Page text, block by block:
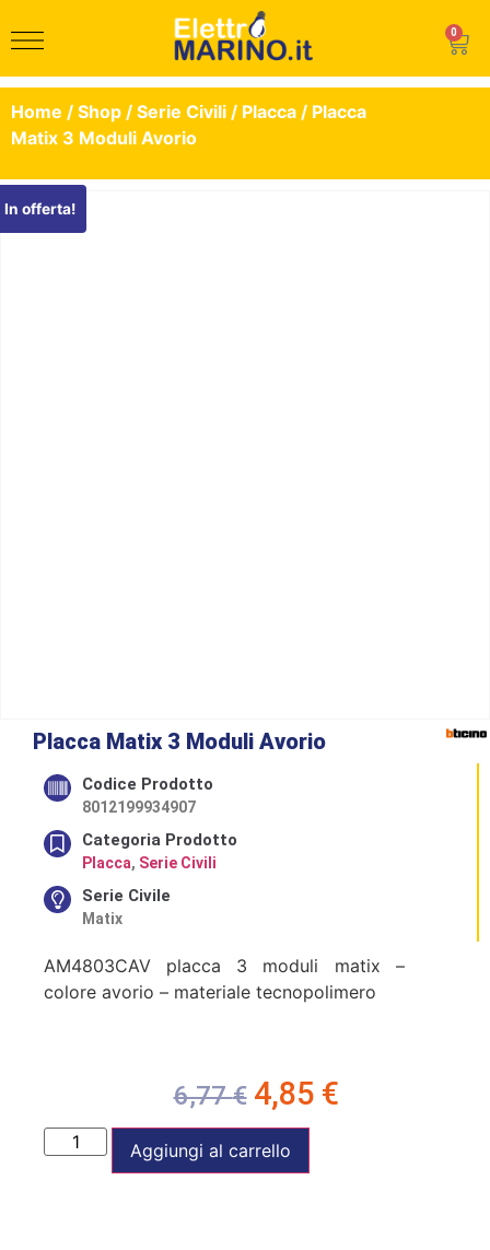
0
Home / Shop / Serie Civili / Placca / Placca
Matix 3 Moduli Avorio
In offerta!
Placca Matix 3 Moduli Avorio
Codice Prodotto
8012199934907
Categoria Prodotto
Placca, Serie Civili
Serie Civile
Matix
AM4803CAV placca 3 moduli matix –
colore avorio – materiale tecnopolimero
6,77€ 4,85 €
Aggiungi al carrello